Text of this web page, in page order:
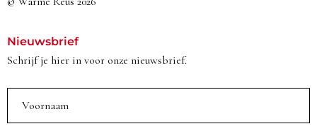
Nieuwsbrief
Schrijf je hier in voor onze nieuwsbrief.